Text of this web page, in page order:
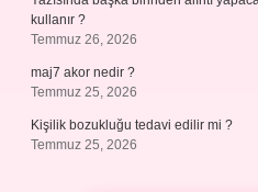
kullanır ?
Temmuz 26, 2026
maj7 akor nedir ?
Temmuz 25, 2026
Kişilik bozukluğu tedavi edilir mi ?
Temmuz 25, 2026